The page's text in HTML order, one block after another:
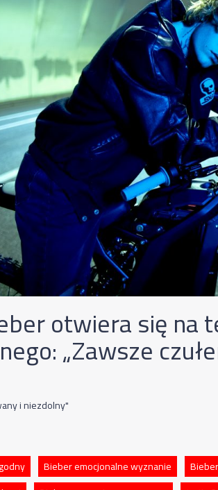
otwiera się na
„Zawsze
i niezdolny"
Bieber emocjonalne wyznanie